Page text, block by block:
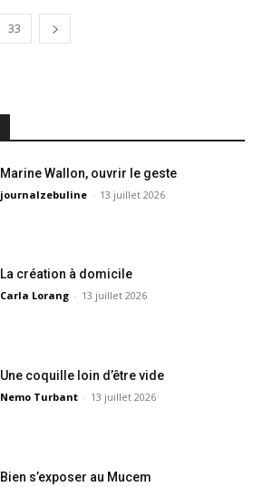
33
Marine Wallon, ouvrir le geste
journalzebuline - 13 juillet 2026
La création à domicile
Carla Lorang - 13 juillet 2026
Une coquille loin d’être vide
Nemo Turbant - 13 juillet 2026
Bien s’exposer au Mucem